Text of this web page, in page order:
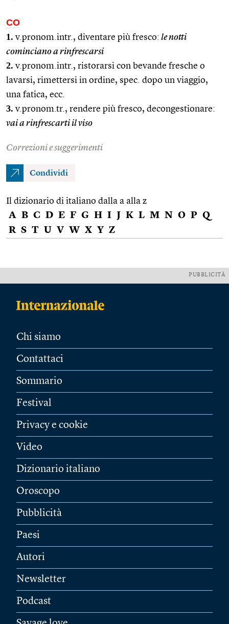
CO
1. v.pronom.intr., diventare più fresco: le notti
cominciano a rinfrescarsi
2. v.pronom.intr., ristorarsi con bevande fresche o
lavarsi, rimettersi in ordine, spec. dopo un viaggio,
una fatica, ecc.
3. v.pronom.tr., rendere più fresco, decongestionare:
vai a rinfrescarti il viso
Correzioni e suggerimenti
Condividi
Il dizionario di italiano dalla a alla z
A B C D E F G H I J K L M N O P Q
R S T U V W X Y Z
PUBBLICITÀ
Chi siamo
Contattaci
Sommario
Festival
Privacy e cookie
Video
Dizionario italiano
Oroscopo
Pubblicità
Paesi
Autori
Newsletter
Podcast